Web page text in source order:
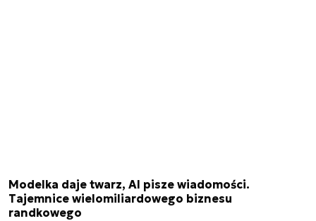
Modelka daje twarz, AI pisze wiadomości.
Tajemnice wielomiliardowego biznesu
randkowego